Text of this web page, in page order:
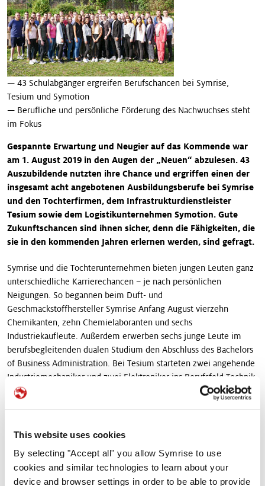
This website uses cookies
By selecting "Accept all" you allow Symrise to use
cookies and similar technologies to learn about your
device and browser settings in order to be able to provide
— 43 Schulabgänger ergreifen Berufschancen bei Symrise,
Tesium und Symotion
— Berufliche und persönliche Förderung des Nachwuchses steht
im Fokus
Gespannte Erwartung und Neugier auf das Kommende war
am 1. August 2019 in den Augen der „Neuen“ abzulesen. 43
Auszubildende nutzten ihre Chance und ergriffen einen der
insgesamt acht angebotenen Ausbildungsberufe bei Symrise
und den Tochterfirmen, dem Infrastrukturdienstleister
Tesium sowie dem Logistikunternehmen Symotion. Gute
Zukunftschancen sind ihnen sicher, denn die Fähigkeiten, die
sie in den kommenden Jahren erlernen werden, sind gefragt.
Symrise und die Tochterunternehmen bieten jungen Leuten ganz
unterschiedliche Karrierechancen – je nach persönlichen
Neigungen. So begannen beim Duft- und
Geschmackstoffhersteller Symrise Anfang August vierzehn
Chemikanten, zehn Chemielaboranten und sechs
Industriekaufleute. Außerdem erwerben sechs junge Leute im
berufsbegleitenden dualen Studium den Abschluss des Bachelors
of Business Administration. Bei Tesium starteten zwei angehende
Industriemechaniker und zwei Elektroniker ins Berufsfeld Technik,
Sicherheit und Umwelt. Alles Wissenswerte rund um interne und
externe Logistikaufgaben erlernen eine Fachkraft für Lagerlogistik
Symotion.
Auch für die erfahrenen Ausbilder ist jeder Ausbildungsstart ein
spannendes Datum: „Ganz neu in die Welt von Duft und